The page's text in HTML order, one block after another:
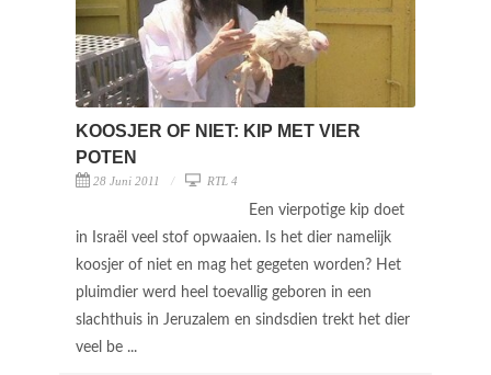
KOOSJER OF NIET: KIP MET VIER
POTEN
28 Juni 2011 RTL 4
Een vierpotige kip doet
in Israël veel stof opwaaien. Is het dier namelijk
koosjer of niet en mag het gegeten worden? Het
pluimdier werd heel toevallig geboren in een
slachthuis in Jeruzalem en sindsdien trekt het dier
veel be ...